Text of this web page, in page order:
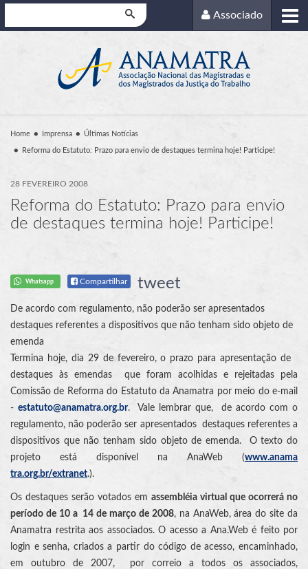
Associado
Home Imprensa Últimas Notícias
Reforma do Estatuto: Prazo para envio de destaques termina hoje! Participe!
28 FEVEREIRO 2008
Reforma do Estatuto: Prazo para envio
de destaques termina hoje! Participe!
Whatsapp Compartilhar tweet
De acordo com regulamento, não poderão ser apresentados
destaques referentes a dispositivos que não tenham sido objeto de
emenda
Termina hoje, dia 29 de fevereiro, o prazo para apresentação de
destaques às emendas que foram acolhidas e rejeitadas pela
Comissão de Reforma do Estatuto da Anamatra por meio do e-mail
- estatuto@anamatra.org.br. Vale lembrar que, de acordo com o
regulamento, não poderão ser apresentados destaques referentes a
dispositivos que não tenham sido objeto de emenda. O texto do
projeto está disponível na AnaWeb (www.anama
tra.org.br/extranet.).
Os destaques serão votados em assembléia virtual que ocorrerá no
período de 10 a 14 de março de 2008, na AnaWeb, área do site da
Anamatra restrita aos associados. O acesso a Ana.Web é feito por
login e senha, criados a partir do código de acesso, encaminhado,
em outubro de 2007, por correio a todos os associados,